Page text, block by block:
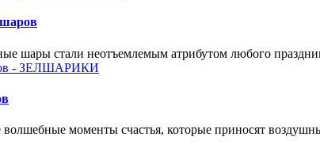
шаров
шары стали неотъемлемым атрибутом любого
моменты счастья, которые приносят